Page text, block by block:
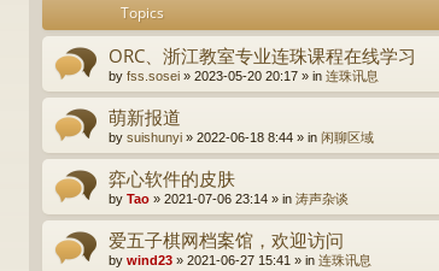
Topics
ORC、浙江教室专业连珠课程在线学习
by fss.sosei » 2023-05-20 20:17 » in 连珠讯息
萌新报道
by suishunyi » 2022-06-18 8:44 » in 闲聊区域
弈心软件的皮肤
by Tao » 2021-07-06 23:14 » in 涛声杂谈
爱五子棋网档案馆，欢迎访问
by wind23 » 2021-06-27 15:41 » in 连珠讯息